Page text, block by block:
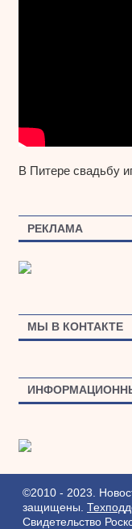
В Питере свадьбу
РЕКЛАМА
МЫ В КОНТАКТЕ
©2010 - 2023.
защищены.
Свидетельство